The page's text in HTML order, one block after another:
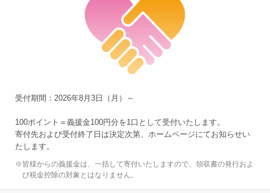
受付期間：2026年8月3日（月）～
100ポイント＝義援金100円分を1口として受付いたします。
寄付先および受付終了日は決定次第、ホームページにてお知らせい
たします。
※皆様からの義援金は、一括して寄付いたしますので、領収書の発行およ
び税金控除の対象とはなりません。